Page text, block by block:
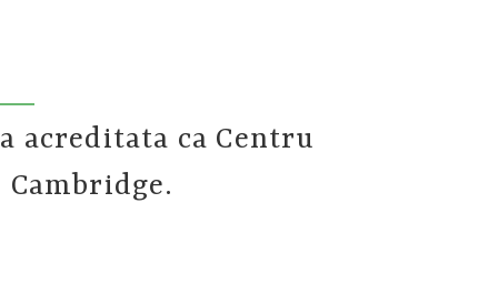
acreditata ca Centru